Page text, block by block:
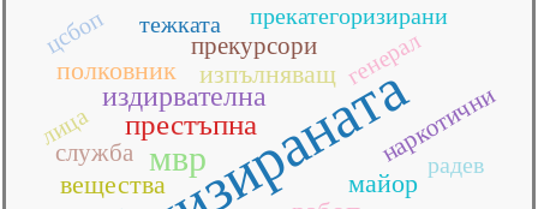
мвр
престъпна
издирвателна
вещества
изпълняващ
майор
полковник
наркотични
прекурсори
служба
генерал
лица
прекатегоризирани
радев
тежката
цсбоп